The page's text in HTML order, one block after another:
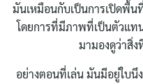
มันเหมือนกับเป็นการเปิดพื้น
โดยการที่มีภาพที่เป็นตัวแท
มามองดูว่าสิ่ง
อย่างตอนที่เล่น มันมีอยู่ใบนึ